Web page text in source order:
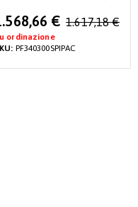
€ 1.617,18 €
ordinazione
PF340300SPIPAC